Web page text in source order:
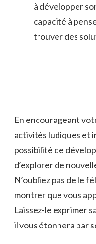
⁢à développer
capacité à
trouver ⁣des
En ​encourageant
activités⁤ ludiques et
possibilité ⁣de
d’explorer de‌
N’oubliez pas de le​
montrer que vous
Laissez-le⁣ exprimer
il vous étonnera par